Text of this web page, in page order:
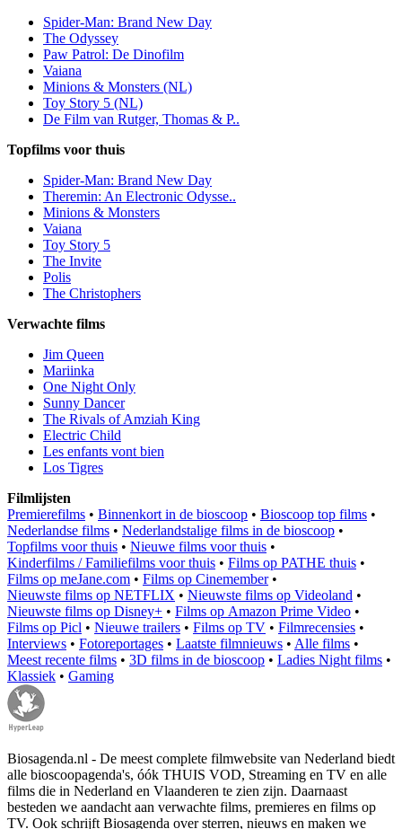
Spider-Man: Brand New Day
The Odyssey
Paw Patrol: De Dinofilm
Vaiana
Minions & Monsters (NL)
Toy Story 5 (NL)
De Film van Rutger, Thomas & P..
Topfilms voor thuis
Spider-Man: Brand New Day
Theremin: An Electronic Odysse..
Minions & Monsters
Vaiana
Toy Story 5
The Invite
Polis
The Christophers
Verwachte films
Jim Queen
Mariinka
One Night Only
Sunny Dancer
The Rivals of Amziah King
Electric Child
Les enfants vont bien
Los Tigres
Filmlijsten
Premierefilms • Binnenkort in de bioscoop • Bioscoop top films •
Nederlandse films • Nederlandstalige films in de bioscoop •
Topfilms voor thuis • Nieuwe films voor thuis •
Kinderfilms / Familiefilms voor thuis • Films op PATHE thuis •
Films op meJane.com • Films op Cinemember•
Nieuwste films op NETFLIX • Nieuwste films op Videoland •
Nieuwste films op Disney+ • Films op Amazon Prime Video •
Films op Picl • Nieuwe trailers • Films op TV • Filmrecensies •
Interviews • Fotoreportages • Laatste filmnieuws • Alle films •
Meest recente films • 3D films in de bioscoop • Ladies Night films •
Klassiek • Gaming
Biosagenda.nl - De meest complete filmwebsite van Nederland biedt
alle bioscoopagenda's, óók THUIS VOD, Streaming en TV en alle
films die in Nederland en Vlaanderen te zien zijn. Daarnaast
besteden we aandacht aan verwachte films, premieres en films op
TV. Ook schrijft Biosagenda over sterren, nieuws en maken we